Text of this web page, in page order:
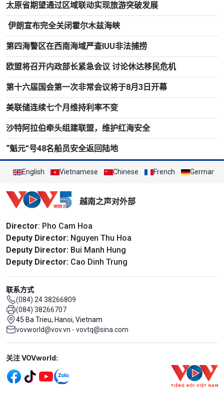
太原省期望通过区域联动实现旅游突破发展
伊朗宣布完全关闭霍尔木兹海峡
第四海警区在西南海域严查IUU非法捕捞
欧盟将召开内政部长紧急会议 讨论休达移民危机
第十六届国会第一次非常会议将于8月3日开幕
美联储连续七个月维持利率不变
沙特阿拉伯牵头组建联盟，维护红海安全
“魁元”号48名船员安全返回陆地
English Vietnamese Chinese French German
越南之声对外部
Director: Pho Cam Hoa
Deputy Director: Nguyen Thu Hoa
Deputy Director: Bui Manh Hung
Deputy Director: Cao Dinh Trung
联系方式
(084) 24 38266809
(084) 38266707
45 Ba Trieu, Hanoi, Vietnam
vovworld@vov.vn - vovtq@sina.com
Mạng xã hội
关注 VOVworld: